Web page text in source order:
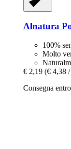
Alnatura
100%
Molto
€ 2,19 (€ 4,38
Consegna